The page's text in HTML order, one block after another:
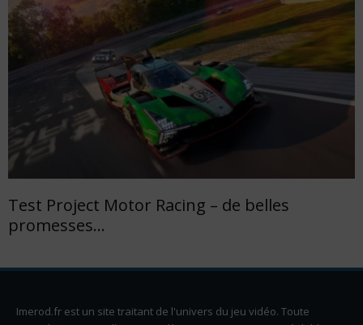
Test Project Motor Racing – de belles
promesses…
Imerod.fr est un site traitant de l'univers du jeu vidéo. Toute